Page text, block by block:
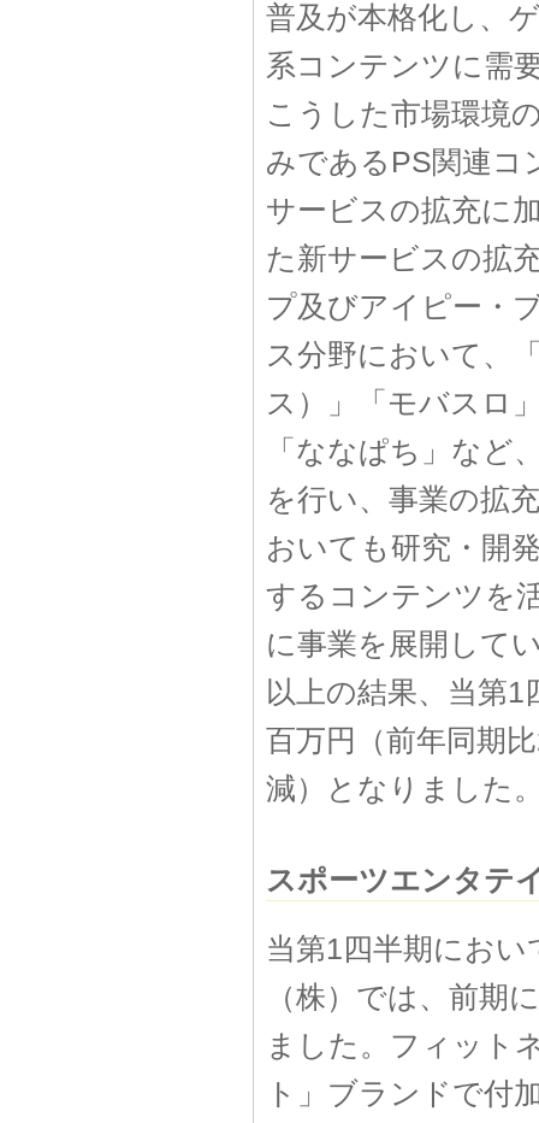
普及が本格化し、
系コンテンツに需
こうした市場環境
みであるPS関連コ
サービスの拡充に
た新サービスの拡
プ及びアイピー・
ス分野において、
ス）」「モバスロ
「ななぱち」など
を行い、事業の拡
おいても研究・開
するコンテンツを
に事業を展開して
以上の結果、当第
百万円（前年同期
減）となりました
スポーツエンタテ
当第1四半期にお
（株）では、前期
ました。フィット
ト」ブランドで付